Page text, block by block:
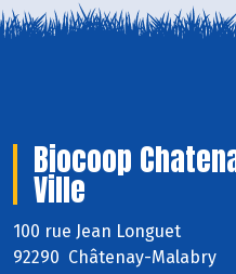
Biocoop
Ville
100 rue Jean Longuet
92290 Châtenay-Malabry